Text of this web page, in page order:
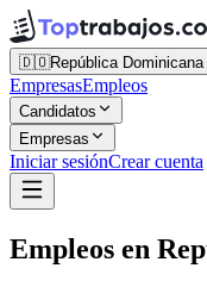
🇩🇴República Dominicana
EmpresasEmpleos
Candidatos
Empresas
Iniciar sesiónCrear cuenta
Empleos en